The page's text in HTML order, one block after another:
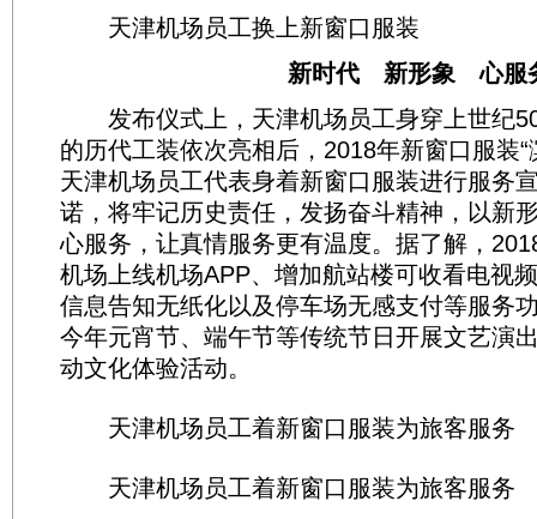
天津机场员工换上新窗口服装
新时代 新形象 心服
发布仪式上，天津机场员工身穿上世纪
的历代工装依次亮相后，2018年新窗口服装“
天津机场员工代表身着新窗口服装进行服务
诺，将牢记历史责任，发扬奋斗精神，以新
心服务，让真情服务更有温度。据了解，
机场上线机场APP、增加航站楼可收看电视
信息告知无纸化以及停车场无感支付等服务
今年元宵节、端午节等传统节日开展文艺演
动文化体验活动。
天津机场员工着新窗口服装为旅客服务
天津机场员工着新窗口服装为旅客服务